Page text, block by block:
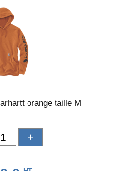
orange taille M
+